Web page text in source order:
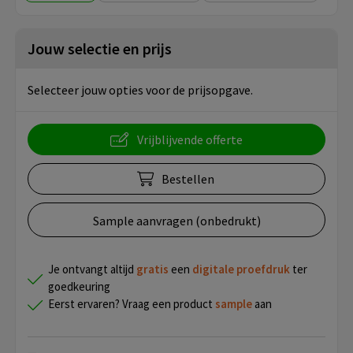
Jouw selectie en prijs
Selecteer jouw opties voor de prijsopgave.
Vrijblijvende offerte
Bestellen
Sample aanvragen (onbedrukt)
Je ontvangt altijd gratis een digitale proefdruk ter
goedkeuring
Eerst ervaren? Vraag een product sample aan